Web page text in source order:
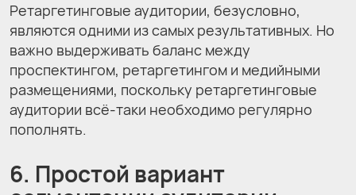
Ретаргетинговые аудитории, безусловно,
являются одними из самых результативных. Но
важно выдерживать баланс между
проспектингом, ретаргетингом и медийными
размещениями, поскольку ретаргетинговые
аудитории всё-таки необходимо регулярно
пополнять.
6. Простой вариант